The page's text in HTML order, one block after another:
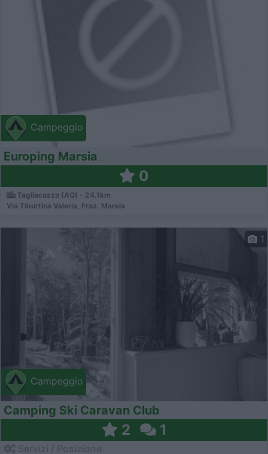
Campeggio
Europing Marsia
0
Tagliacozzo (AQ) - 24.1km
Via Tiburtina Valeria, Fraz. Marsia
Campeggio
1
Camping Ski Caravan Club
2 1